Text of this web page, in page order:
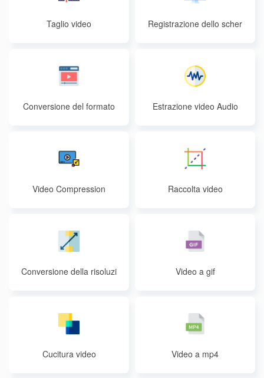
Taglio video
Registrazione dello scher
Conversione del formato
Estrazione video Audio
Video Compression Raccolta video
Conversione della risoluzi
Video a gif
Cucitura video Video a mp4